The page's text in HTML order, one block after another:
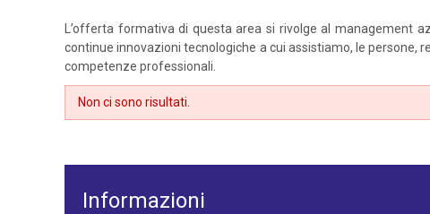
L’offerta formativa di questa area si rivolge al management
continue innovazioni tecnologiche a cui assistiamo, le persone,
competenze professionali.
Non ci sono risultati.
Informazioni